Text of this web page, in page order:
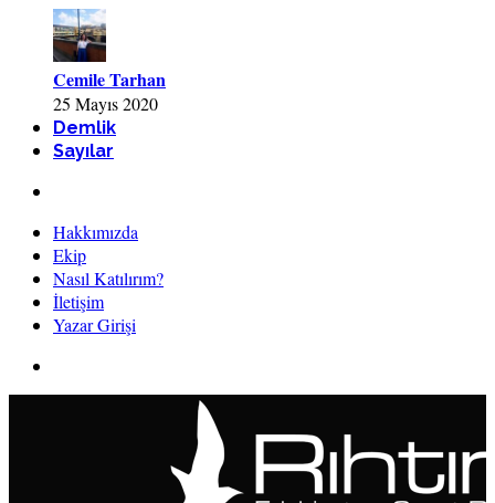
Cemile Tarhan
25 Mayıs 2020
Demlik
Sayılar
Hakkımızda
Ekip
Nasıl Katılırım?
İletişim
Yazar Girişi